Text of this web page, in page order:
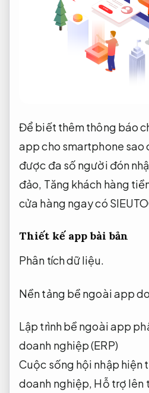
Để biết thêm thông báo
app cho smartphone sao
được đa số người đón
đảo, Tăng khách hàng
cửa hàng ngay có
Thiết kế app bài bản
Phân tích dữ liệu.
Nền tảng bề ngoài app
Lập trình bề ngoài app
doanh nghiệp (ERP)
Cuộc sống hội nhập hiện
doanh nghiệp, Hỗ trợ lên